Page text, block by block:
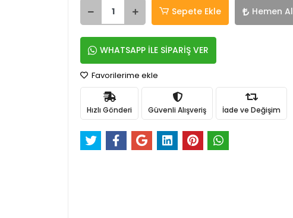
Sepete Ekle Hemen Al
WHATSAPP İLE SİPARİŞ VER
Favorilerime ekle
Hızlı Gönderi Güvenli Alışveriş İade ve Değişim